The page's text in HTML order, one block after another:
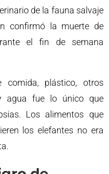
de la fauna salvaje
confirmó la muerte de
el fin de semana
comida, plástico, otros
agua fue lo único que
Los alimentos que
los elefantes no era